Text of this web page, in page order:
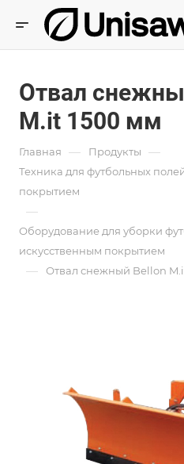
Отвал
M.it 1500 мм
Главная — Продукты —
Техника для футбольных
покрытием
—
Оборудование для уборки
искусственным покрытием
— Отвал снежный Bellon